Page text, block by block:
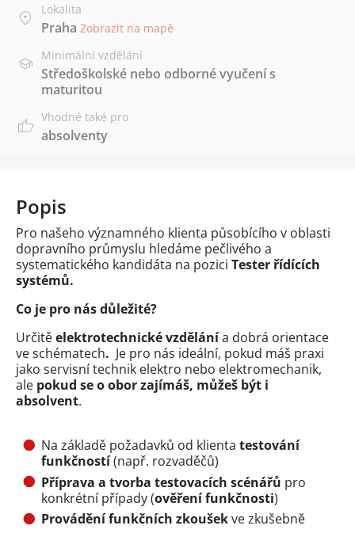
Lokalita
Praha Zobrazit na mapě
Minimální vzdělání
Středoškolské nebo odborné vyučení s
maturitou
Vhodné také pro
absolventy
Popis
Pro našeho významného klienta působícího v oblasti
dopravního průmyslu hledáme pečlivého a
systematického kandidáta na pozici Tester řídících
systémů.
Co je pro nás důležité?
Určitěelektrotechnické vzdělánía dobrá orientace
ve schématech. Je pro nás ideální, pokud máš praxi
jako servisní technik elektro nebo elektromechanik,
ale pokud se o obor zajímáš, můžeš být i
absolvent.
Na základě požadavků od klienta testování
funkčností(např. rozvaděčů)
Příprava a tvorba testovacích scénářů pro
konkrétní případy (ověření funkčnosti)
Provádění funkčních zkoušekve zkušebně